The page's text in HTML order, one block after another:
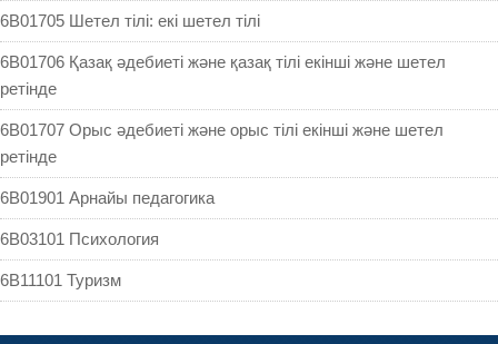
6B01705 Шетел тілі: екі шетел тілі
6B01706 Қазақ әдебиеті және қазақ тілі екінші және шетел
ретінде
6B01707 Орыс әдебиеті және орыс тілі екінші және шетел
ретінде
6B01901 Арнайы педагогика
6B03101 Психология
6B11101 Туризм